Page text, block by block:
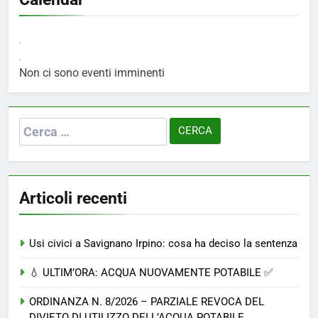
Non ci sono eventi imminenti
Ricerca
per:
Articoli recenti
Usi civici a Savignano Irpino: cosa ha deciso la sentenza
💧 ULTIM’ORA: ACQUA NUOVAMENTE POTABILE ✅
ORDINANZA N. 8/2026 – PARZIALE REVOCA DEL